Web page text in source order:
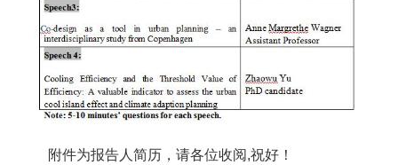
附件为报告人简历，请各位收阅,祝好！